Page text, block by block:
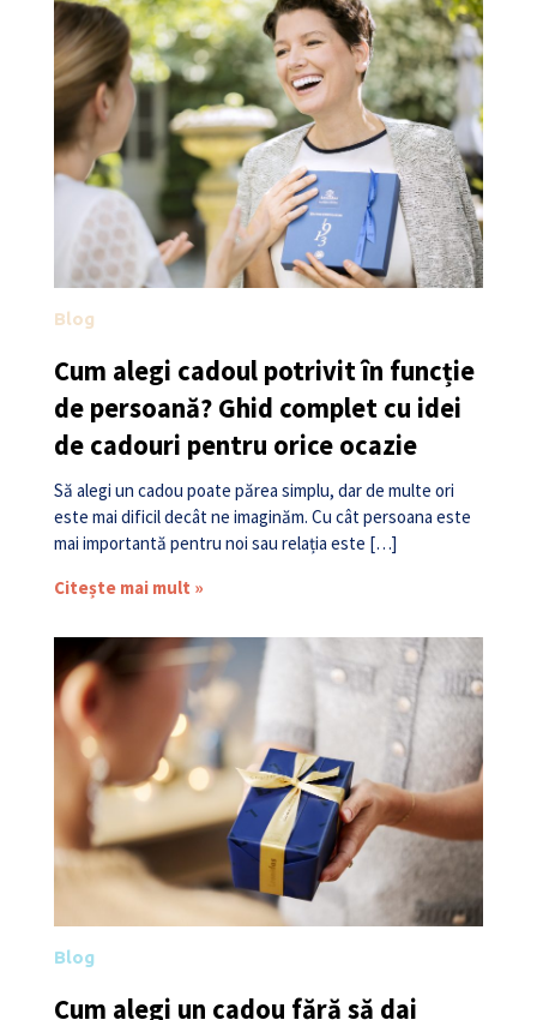
Blog
Cum alegi cadoul potrivit în funcție
de persoană? Ghid complet cu idei
de cadouri pentru orice ocazie
Să alegi un cadou poate părea simplu, dar de multe ori
este mai dificil decât ne imaginăm. Cu cât persoana este
mai importantă pentru noi sau relația este […]
Citește mai mult »
Blog
Cum alegi un cadou fără să dai